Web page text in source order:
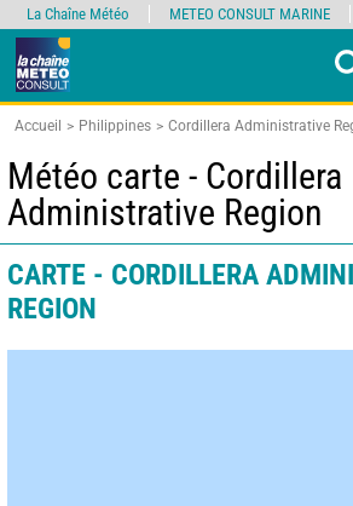
Accueil Philippines Cordillera Administrative
Météo carte - Cordillera
Administrative Region
CARTE - CORDILLERA
REGION
La Chaîne Météo METEO CONSULT MARINE